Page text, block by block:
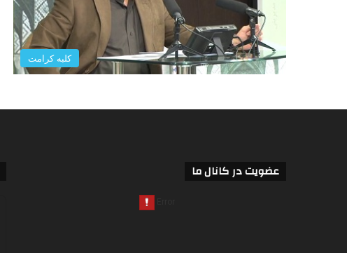
کلبه کرامت
عضویت در کانال ما